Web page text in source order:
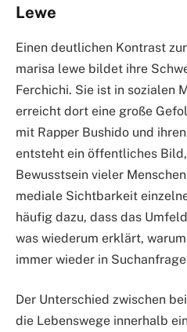
Lewe
Einen deutlichen Kontrast
marisa lewe bildet ihre
Ferchichi. Sie ist in sozialen
erreicht dort eine große
mit Rapper Bushido und
entsteht ein öffentliches
Bewusstsein vieler
mediale Sichtbarkeit
häufig dazu, dass das
was wiederum erklärt,
immer wieder in
Der Unterschied zwischen
die Lebenswege innerhalb